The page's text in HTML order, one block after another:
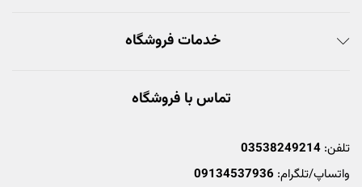
خدمات فروشگاه
تماس با فروشگاه
تلفن: 03538249214
واتساپ/تلگرام: 09134537936